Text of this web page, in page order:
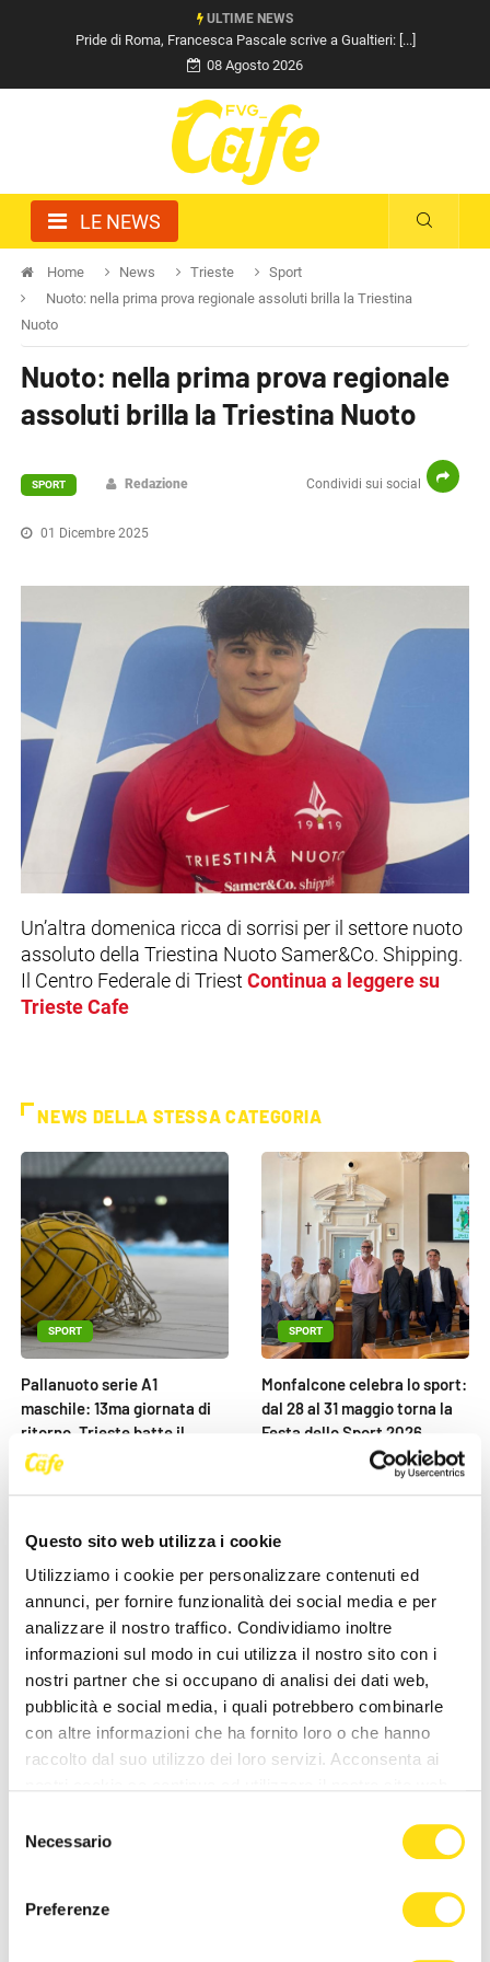
Questo sito web utilizza i cookie
Utilizziamo i cookie per personalizzare contenuti ed
annunci, per fornire funzionalità dei social media e per
analizzare il nostro traffico. Condividiamo inoltre
informazioni sul modo in cui utilizza il nostro sito con i
nostri partner che si occupano di analisi dei dati web,
pubblicità e social media, i quali potrebbero combinarle
con altre informazioni che ha fornito loro o che hanno
raccolto dal suo utilizzo dei loro servizi. Acconsenta ai
delNecessario
Preferenze
ULTIME NEWS
Pride di Roma, Francesca Pascale scrive a Gualtieri: [...]
08 Agosto 2026
LE NEWS
Home News Trieste
Sport
Nuoto: nella prima prova regionale assoluti brilla la Triestina
Nuoto
Nuoto: nella prima prova regionale
assoluti brilla la Triestina Nuoto
Condividi sui social
SPORT Redazione
01 Dicembre 2025
Un’altra domenica ricca di sorrisi per il settore nuoto
assoluto della Triestina Nuoto Samer&Co. Shipping.
Il Centro Federale di Triest Continua a leggere su
Trieste Cafe
NEWS DELLA STESSA CATEGORIA
SPORT
Pallanuoto serie A1
maschile: 13ma giornata di
ritorno, Trieste batte il
Salerno
SPORT
Monfalcone celebra lo sport:
dal 28 al 31 maggio torna la
Festa dello Sport 2026
26 Maggio 2026
SPORT
Trieste trionfa: campioni
SPORT
Taki 4 di Nicolò Bertola